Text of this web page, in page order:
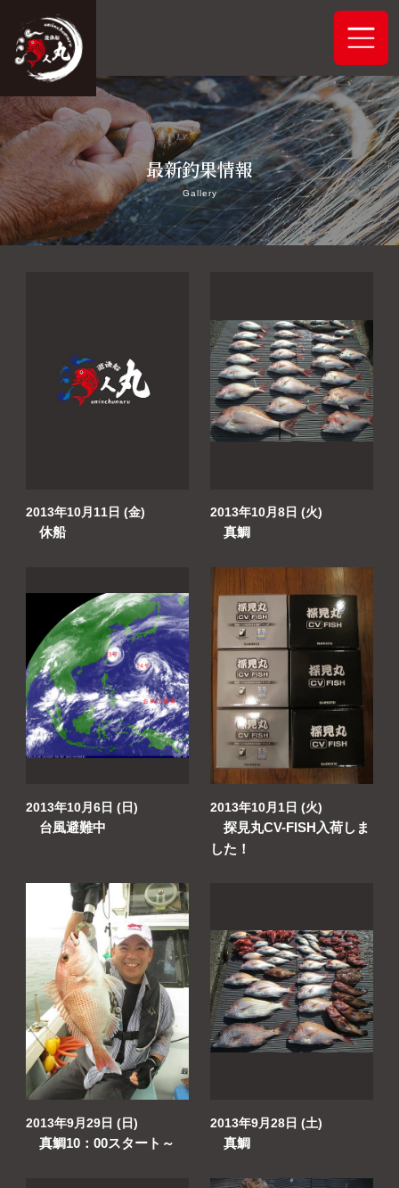
ホーム
システムご案内
最新釣果情報
よくあるご質問
最新釣果情報
Gallery
2013年10月11日 (金)
休船
2013年10月8日 (火)
真鯛
2013年10月6日 (日)
台風避難中
2013年10月1日 (火)
探見丸CV-FISH入荷しま
した！
2013年9月29日 (日)
真鯛10：00スタート～
2013年9月28日 (土)
真鯛